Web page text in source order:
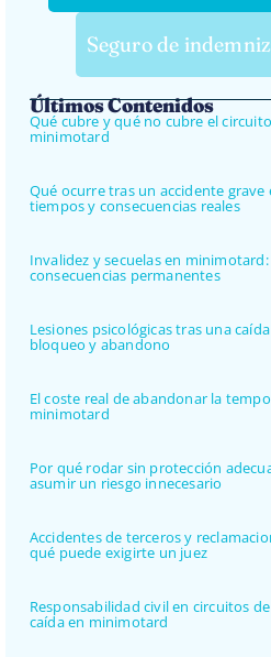
Seguro de
Últimos Contenidos
Qué cubre y qué no cubre el
minimotard
Qué ocurre tras un accidente
tiempos y consecuencias reales
Invalidez y secuelas en
consecuencias permanentes
Lesiones psicológicas tras una
bloqueo y abandono
El coste real de abandonar la
minimotard
Por qué rodar sin protección
asumir un riesgo innecesario
Accidentes de terceros y
qué puede exigirte un juez
Responsabilidad civil en circuitos
caída en minimotard